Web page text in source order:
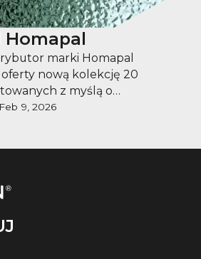
Homapal
marki Homapal
nową kolekcję 20
z myślą o
poszukujących
9, 2026